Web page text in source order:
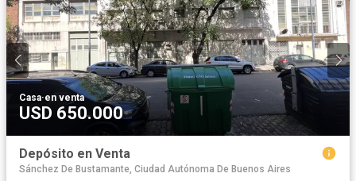
Casa·en venta
USD 650.000
Depósito en Venta
Sánchez De Bustamante, Ciudad Autónoma De Buenos Aires